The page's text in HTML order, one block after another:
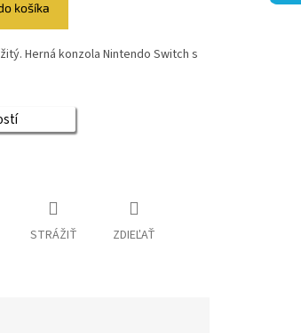
košíka
Herná konzola Nintendo Switch s
STRÁŽIŤ ZDIEĽAŤ